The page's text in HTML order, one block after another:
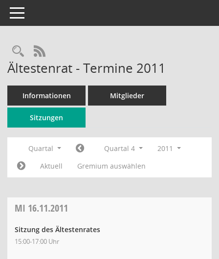
Toggle navigation
Rechercheauswahl
RSS-Feed
Ältestenrat - Termine 2011
Informationen Mitglieder
Sitzungen
Quartal Quartal 4
2011
Aktuell
Gremium auswählen
MI 16.11.2011
Sitzung des Ältestenrates
15:00-17:00 Uhr